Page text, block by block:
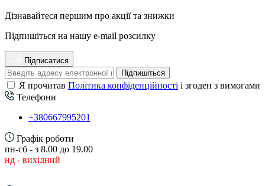
Дізнавайтеся першим про акції та знижки
Підпишіться на нашу e-mail розсилку
Підписатися
Підпишіться
Я прочитав Політика конфіденційності і згоден з вимогами
Телефони
+380667995201
Графік роботи
пн-сб - з 8.00 до 19.00
нд - вихідний